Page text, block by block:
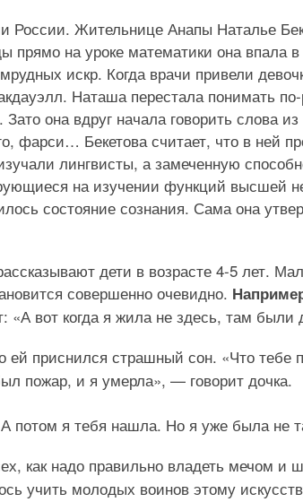
России. Жительнице Анапы Наталье
прямо на уроке математики она впала
искр. Когда врачи привели
Наташа перестала понимать
она вдруг начала говорить слова
фарси… Бекетова считает, что в ней
лингвисты, а замеченную
на изучении функций высшей
состояние сознания. Сама она
дети в возрасте 4-5 лет.
совершенно очевидно.
«А вот когда я жила не здесь, там были
ей приснился страшный сон. «Что
пожар, и я умерла», — говорит дочка.
я тебя нашла. Но я уже была не
как надо правильно владеть мечом и
учить молодых воинов этому